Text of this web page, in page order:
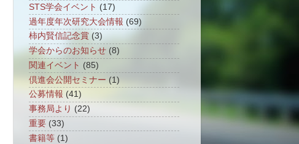
STS学会イベント (17)
過年度年次研究大会情報 (69)
柿内賢信記念賞 (3)
学会からのお知らせ (8)
関連イベント (85)
倶進会公開セミナー (1)
公募情報 (41)
事務局より (22)
重要 (33)
書籍等 (1)